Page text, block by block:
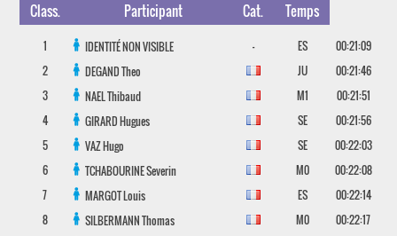
Class. Participant Cat. Temps
1 IDENTITÉ NON VISIBLE - ES
00:21:09
2
DEGANDTheo JU
00:21:46
3
NAELThibaud M1
00:21:51
4
GIRARDHugues SE
00:21:56
5
VAZHugo SE
00:22:03
6
TCHABOURINESeverin M0
00:22:08
7
MARGOTLouis ES
00:22:14
8
SILBERMANNThomas M0
00:22:17